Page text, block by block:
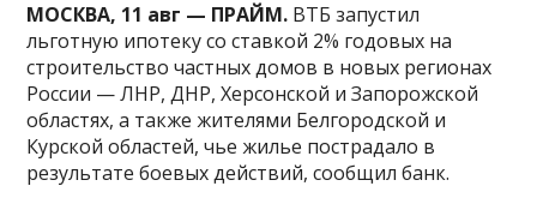
МОСКВА, 11 авг — ПРАЙМ. ВТБ запустил
льготную ипотеку со ставкой 2% годовых на
строительство частных домов в новых регионах
России — ЛНР, ДНР, Херсонской и Запорожской
областях, а также жителями Белгородской и
Курской областей, чье жилье пострадало в
результате боевых действий, сообщил банк.